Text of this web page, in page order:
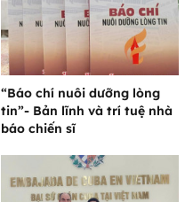
“Báo chí nuôi dưỡng lòng
tin”- Bản lĩnh và trí tuệ nhà
báo chiến sĩ